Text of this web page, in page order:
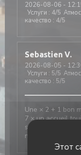
Этот
2026-08-06 -
Услуги : 4/5
качество : 4/5
Sebastien V
2026-08-05 -
Услуги : 5/5
качество : 5/5
Une × 2 + 1 bon
7 × un accueil
surprises, en vain
niveau de La